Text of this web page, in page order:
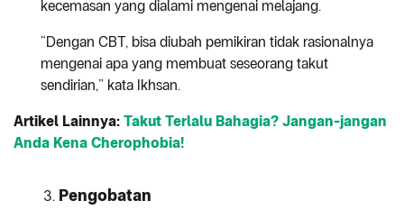
kecemasan yang dialami mengenai melajang.
“Dengan CBT, bisa diubah pemikiran tidak rasionalnya
mengenai apa yang membuat seseorang takut
sendirian,” kata Ikhsan.
Artikel Lainnya: Takut Terlalu Bahagia? Jangan-jangan
Anda Kena Cherophobia!
Pengobatan